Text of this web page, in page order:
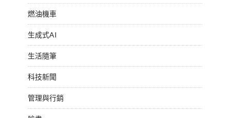
燃油機車
生成式AI
生活隨筆
科技新聞
管理與行銷